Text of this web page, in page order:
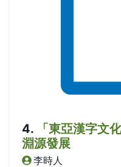
4.
「東亞漢字文
淵源發展
李時人